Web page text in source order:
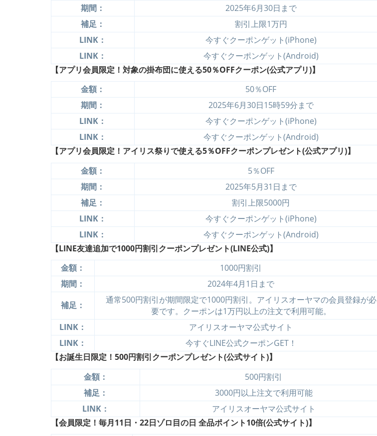
期間：
2025年6月30日まで
補足：
割引上限1万円
LINK：
今すぐクーポンゲット(iPhone)
LINK：
今すぐクーポンゲット(Android)
【アプリ会員限定！対象の掛布団に使える50％OFFクーポン(公式アプリ)】
金額：
50％OFF
期間：
2025年6月30日15時59分まで
LINK：
今すぐクーポンゲット(iPhone)
LINK：
今すぐクーポンゲット(Android)
【アプリ会員限定！アイリス祭りで使える5％OFFクーポンプレゼント(公式アプリ)】
金額：
5％OFF
期間：
2025年5月31日まで
補足：
割引上限5000円
LINK：
今すぐクーポンゲット(iPhone)
LINK：
今すぐクーポンゲット(Android)
【LINE友達追加で1000円割引クーポンプレゼント(LINE公式)】
金額：
1000円割引
期間：
2024年4月1日まで
補足：
通常500円割引が期間限定で1000円割引。アイリスオーヤマの会員登録が必
要です。クーポンは1万円以上の注文で利用可能。
LINK：
アイリスオーヤマ公式サイト
LINK：
今すぐLINE公式クーポンGET！
【お誕生日限定！500円割引クーポンプレゼント(公式サイト)】
金額：
500円割引
補足：
3000円以上注文で利用可能
LINK：
アイリスオーヤマ公式サイト
【会員限定！毎月11日・22日ゾロ目の日 全品ポイント10倍(公式サイト)】